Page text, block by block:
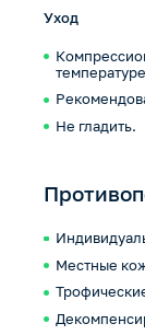
Уход
Не гладить.
Местные